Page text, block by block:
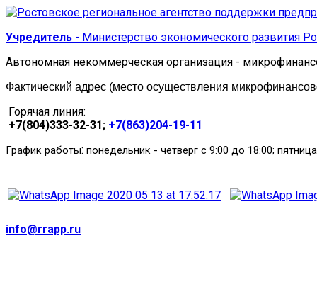
Учредитель - Министерство экономического развития
Автономная некоммерческая организация -
Фактический адрес (место осуществления
Горячая линия:
+7(804)333-32-31; +7(863)204-19-11
График работы: понедельник - четверг с 9:00 до 18:00;
info@rrapp.ru